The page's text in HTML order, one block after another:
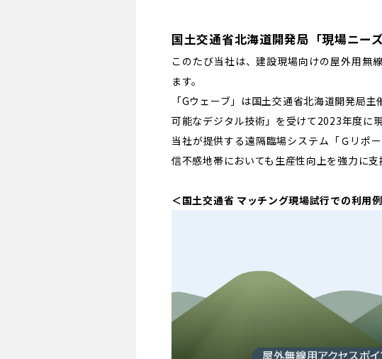
国土交通省北海道開発局「現場ニー
このたび当社は、建設現場向けの屋外用無
ます。
「Gウェーブ」は国土交通省北海道開発局
可能なデジタル技術」を受けて2023年度に
当社が提供する遠隔臨場システム「Ｇリポ
信不感地帯においても生産性向上を強力に支
＜国土交通省 マッチング現場試行での利用